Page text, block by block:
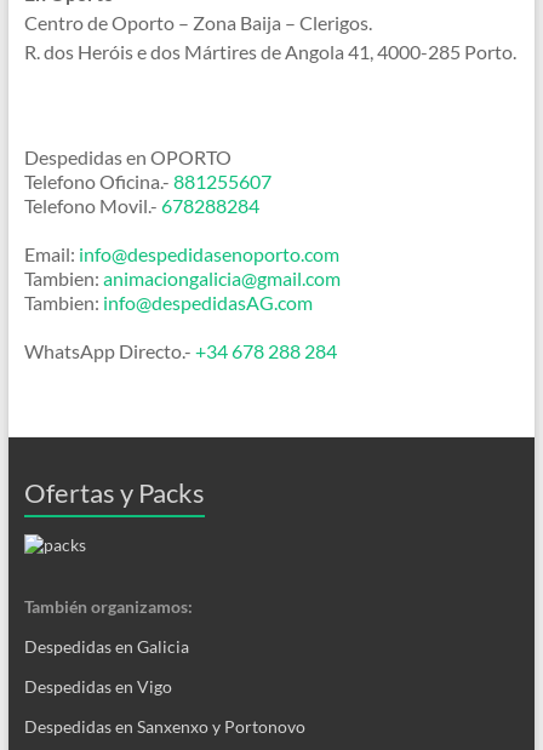
Centro de Oporto – Zona Baija – Clerigos.
R. dos Heróis e dos Mártires de Angola 41, 4000-285 Porto.
Despedidas en OPORTO
Telefono Oficina.- 881255607
Telefono Movil.- 678288284
Email: info@despedidasenoporto.com
Tambien: animaciongalicia@gmail.com
Tambien: info@despedidasAG.com
WhatsApp Directo.- +34 678 288 284
Ofertas y Packs
También organizamos:
Despedidas en Galicia
Despedidas en Vigo
Despedidas en Sanxenxo y Portonovo